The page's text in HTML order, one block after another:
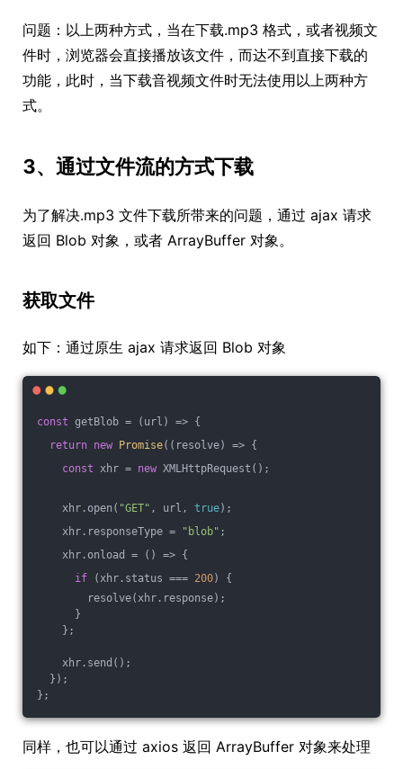
问题：以上两种方式，当在下载.mp3 格式，或者视频文
件时，浏览器会直接播放该文件，而达不到直接下载的
功能，此时，当下载音视频文件时无法使用以上两种方
式。
3、通过文件流的方式下载
为了解决.mp3 文件下载所带来的问题，通过 ajax 请求
返回 Blob 对象，或者 ArrayBuffer 对象。
获取文件
如下：通过原生 ajax 请求返回 Blob 对象
const getBlob = ( url ) => {
return new Promise( ( resolve) => {
const xhr = new XMLHttpRequest();
xhr.open( "GET" , url, true);
xhr.responseType =
"blob" ;
xhr.onload =
() => {
if (xhr.status === 200) {
resolve(xhr.response);
}
};
xhr.send();
});
};
同样，也可以通过 axios 返回 ArrayBuffer 对象来处理